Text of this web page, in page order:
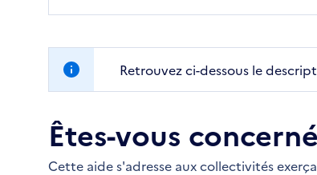
Retrouvez ci-dessous le
Êtes-vous
Cette aide s'adresse aux collectivités